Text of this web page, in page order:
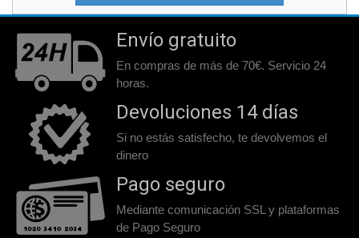
Envío gratuito
En compras de más de 70€. Servicio 24
horas.
Devoluciones 14 días
Si no estás satisfecho, te devolvemos el
dinero
Pago seguro
Mediante comunicación SSL y plataformas
de Pago Seguro